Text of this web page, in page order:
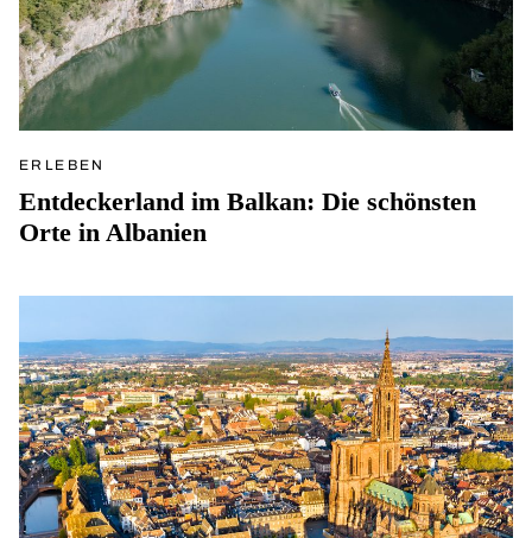
ERLEBEN
Entdeckerland im Balkan: Die schönsten
Orte in Albanien